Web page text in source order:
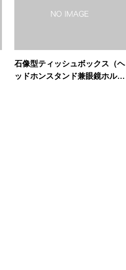
石像型ティッシュボックス（ヘ
ッドホンスタンド兼眼鏡ホルダ